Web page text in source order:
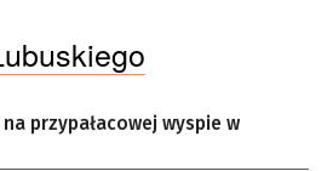
przypałacowej wyspie w